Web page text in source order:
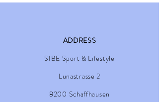
ADDRESS
SIBE Sport & Lifestyle
Lunastrasse 2
8200 Schaffhausen